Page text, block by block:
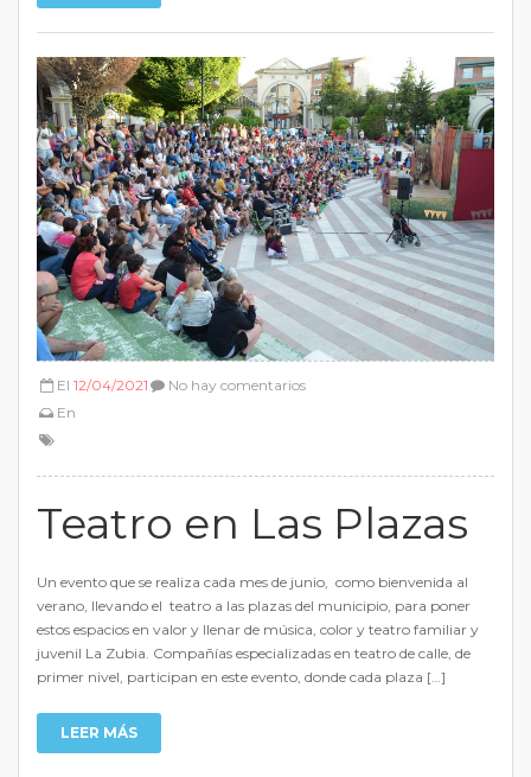
El 12/04/2021
En
No hay comentarios
Teatro en Las Plazas
Un evento que se realiza cada mes de junio, como bienvenida al
verano, llevando el teatro a las plazas del municipio, para poner
estos espacios en valor y llenar de música, color y teatro familiar y
juvenil La Zubia. Compañías especializadas en teatro de calle, de
primer nivel, participan en este evento, donde cada plaza […]
LEER MÁS